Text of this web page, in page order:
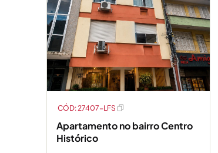
Apartamento no bairro Centro
Histórico
CÓD: 27407-LFS